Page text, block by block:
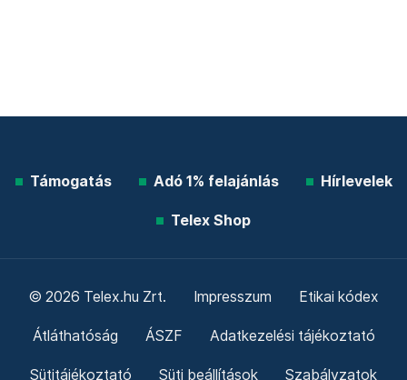
Támogatás Adó 1% felajánlás Hírlevelek
Telex Shop
© 2026 Telex.hu Zrt. Impresszum Etikai kódex
Átláthatóság ÁSZF Adatkezelési tájékoztató
Sütitájékoztató Süti beállítások Szabályzatok